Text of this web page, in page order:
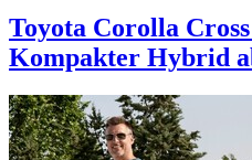
Toyota Corolla
Kompakter Hybrid